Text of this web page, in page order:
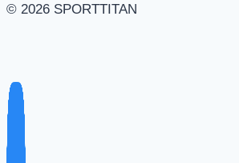
© 2026 SPORTTITAN